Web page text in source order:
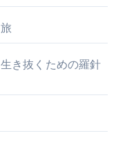
き抜くための羅針